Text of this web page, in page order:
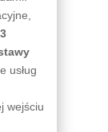
3
usług
wejściu